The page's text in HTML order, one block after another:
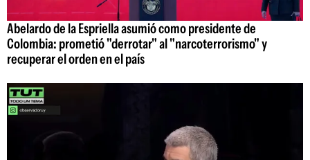
Abelardo de la Espriella asumió como presidente de
Colombia: prometió "derrotar" al "narcoterrorismo" y
recuperar el orden en el país